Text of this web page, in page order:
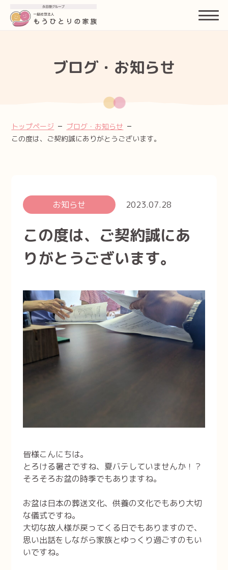
サポートのご紹介
もしもの時の支援・葬送支援
サポート事例
通話無料
9:00〜17:30
24時間受付
ブログ・お知らせ
トップページ
ブログ・お知らせ
この度は、ご契約誠にありがとうございます。
お知らせ 2023.07.28
この度は、ご契約誠にあ
りがとうございます。
皆様こんにちは。
とろける暑さですね、夏バテしていませんか！？
そろそろお盆の時季でもありますね。
お盆は日本の葬送文化、供養の文化でもあり大切
な儀式ですね。
大切な故人様が戻ってくる日でもありますので、
思い出話をしながら家族とゆっくり過ごすのもい
いですね。